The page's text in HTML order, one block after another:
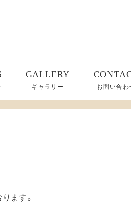
GALLERY
ギャラリー お問い合わ
ます。